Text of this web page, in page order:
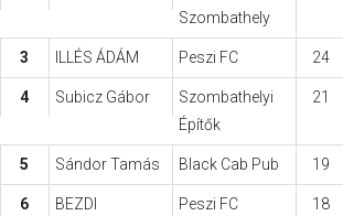
Szombathely
3 ILLÉS ÁDÁM Peszi FC 24
4 Subicz Gábor
Szombathelyi
Építők
21
5 Sándor Tamás Black Cab Pub 19
6
BEZDI
Peszi FC 18